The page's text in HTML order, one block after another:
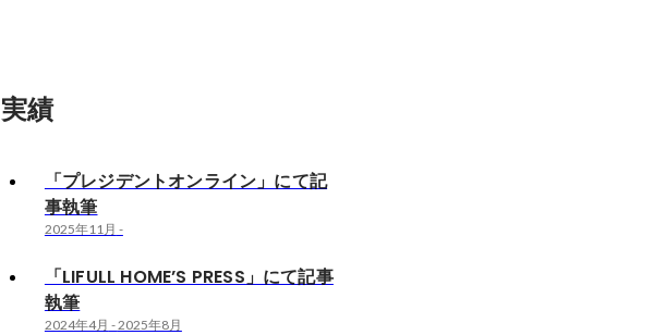
実績
「プレジデントオンライン」にて記
事執筆
2025年11月 -
「LIFULL HOME’S PRESS」にて記事
執筆
2024年4月 -2025年8月